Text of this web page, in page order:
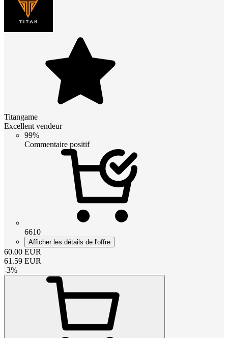
Titangame
Excellent vendeur
99%
Commentaire positif
6610
Afficher les détails de l'offre
60.00 EUR
61.59 EUR
-3%